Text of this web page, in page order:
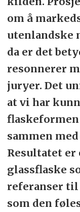
om å
utenlandske
da er det
resonnerer
juryer. Det
at vi har
sammen
Resultatet er
glassflaske
referanser
som den